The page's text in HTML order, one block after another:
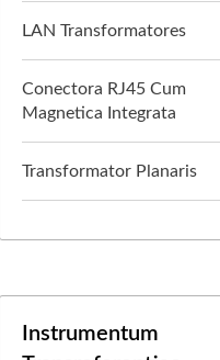
LAN Transformatores
Conectora RJ45 Cum
Magnetica Integrata
Transformator Planaris
Instrumentum